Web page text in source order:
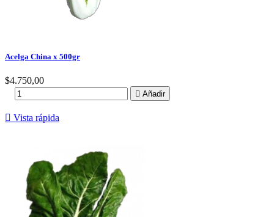
Acelga China x 500gr
Precio
$4.750,00
 Añadir
 Vista rápida